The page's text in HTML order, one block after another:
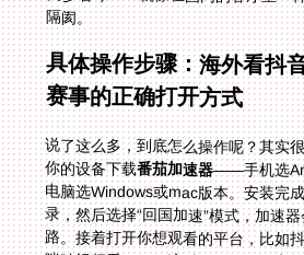
隔阂。
具体操作步骤：海外看抖
赛事的正确打开方式
说了这么多，到底怎么操作呢？其实
你的设备下载番茄加速器——手机选
电脑选Windows或
录，然后选择“回国加
路。接着打开你想观
咪咕视频看NBA，这
消失了，画面流畅播
频的世界杯中文解说